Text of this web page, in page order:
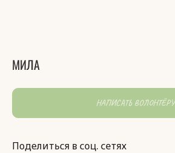
МИЛА
НАПИСАТЬ ВОЛОНТЁРУ
Поделиться в соц. сетях